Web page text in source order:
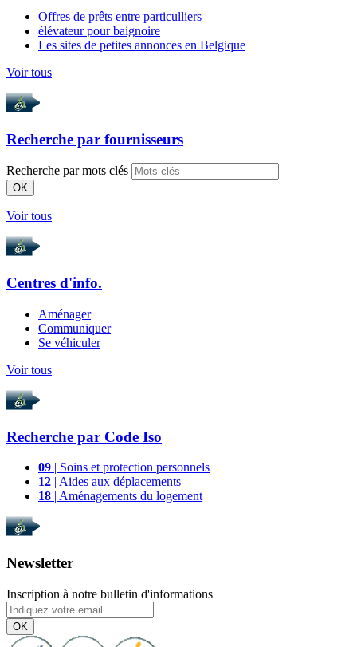
Offres de prêts entre particulliers
élévateur pour baignoire
Les sites de petites annonces en Belgique
Voir tous
Recherche par fournisseurs
Recherche par mots clés
OK
Voir tous
Centres d'info.
Aménager
Communiquer
Se véhiculer
Voir tous
Recherche par Code Iso
09 | Soins et protection personnels
12 | Aides aux déplacements
18 | Aménagements du logement
Newsletter
Inscription à notre bulletin d'informations
OK